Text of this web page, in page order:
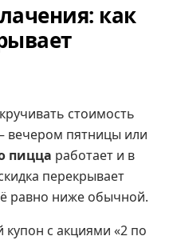
как
стоимость
вечером пятницы или
пицца работает и в
перекрывает
равно ниже обычной.
с акциями «2 по